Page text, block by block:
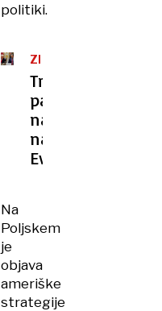
politiki.
ZDA
-
EVROPSKA
UNIJA
Trumpov
patriotski
naskok
na
Evropo
Na
Poljskem
je
objava
ameriške
strategije